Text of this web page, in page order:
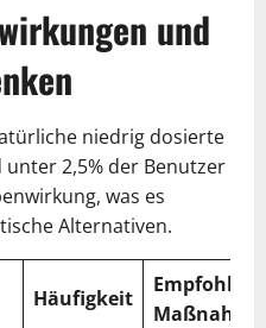
und
niedrig dosierte
2,5% der Benutzer
was es
Alternativen.
Häufigkeit
Empfohlene
Maßnahme